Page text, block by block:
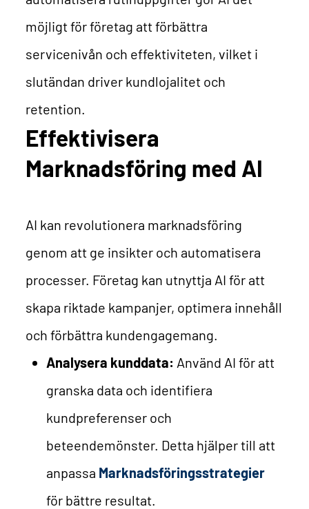
möjligt för företag att förbättra
servicenivån och effektiviteten, vilket i
slutändan driver kundlojalitet och
retention.
Effektivisera
Marknadsföring med AI
AI kan revolutionera marknadsföring
genom att ge insikter och automatisera
processer. Företag kan utnyttja AI för att
skapa riktade kampanjer, optimera innehåll
och förbättra kundengagemang.
Analysera kunddata: Använd AI för att
granska data och identifiera
kundpreferenser och
beteendemönster. Detta hjälper till att
anpassa Marknadsföringsstrategier
för bättre resultat.